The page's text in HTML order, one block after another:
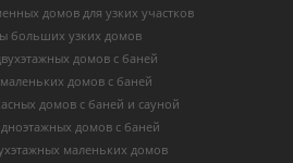
домов для узких участков
больших узких домов
домов с баней
домов с баней
домов c баней и сауной
домов с баней
маленьких домов